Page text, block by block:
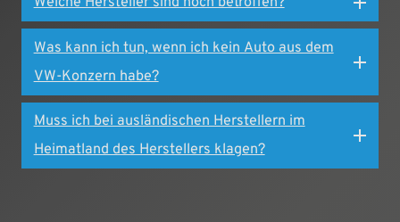
Was kann ich tun, wenn ich kein Auto aus dem
VW-Konzern habe?
Muss ich bei ausländischen Herstellern im
Heimatland des Herstellers klagen?